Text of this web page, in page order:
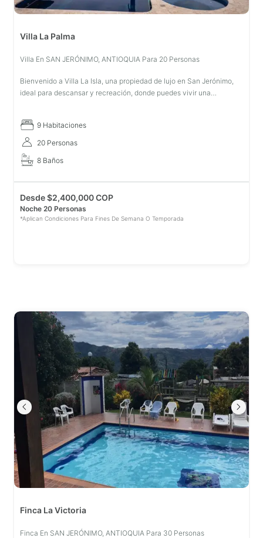
Villa La Palma
Villa En SAN JERÓNIMO, ANTIOQUIA Para 20 Personas
Bienvenido a Villa La Isla, una propiedad de lujo en San Jerónimo,
ideal para descansar y recreación, donde puedes vivir una
9 Habitaciones
20 Personas
8 Baños
Desde$2,400,000 COP
Noche 20 Personas
*Aplican Condiciones Para Fines De Semana O Temporada
Finca La Victoria
Finca En SAN JERÓNIMO, ANTIOQUIA Para 30 Personas